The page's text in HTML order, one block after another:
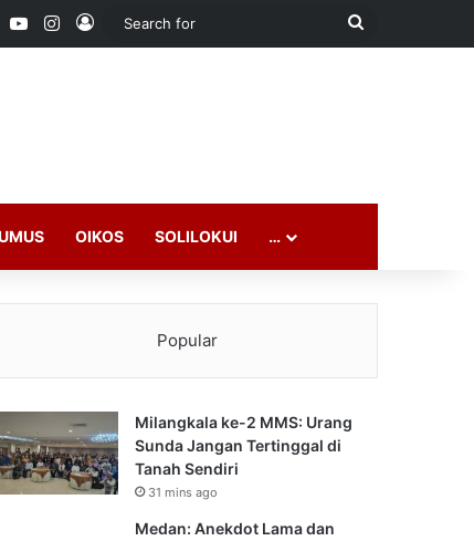
YouTubeInstagram
Log In
Search
OIKOS SOLILOKUI …
Popular
Milangkala ke-2 MMS: Urang
Sunda Jangan Tertinggal di
Tanah Sendiri
31 mins ago
Medan: Anekdot Lama dan